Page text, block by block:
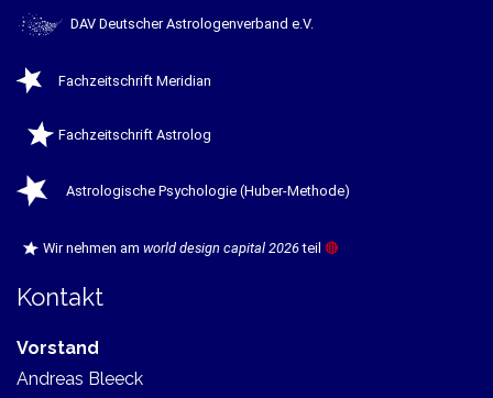
DAV Deutscher Astrologenverband e.V.
Fachzeitschrift Meridian
Fachzeitschrift Astrolog
Astrologische Psychologie (Huber-Methode)
Wir nehmen am world design capital 2026teil 🔴
Kontakt
Vorstand
Andreas Bleeck